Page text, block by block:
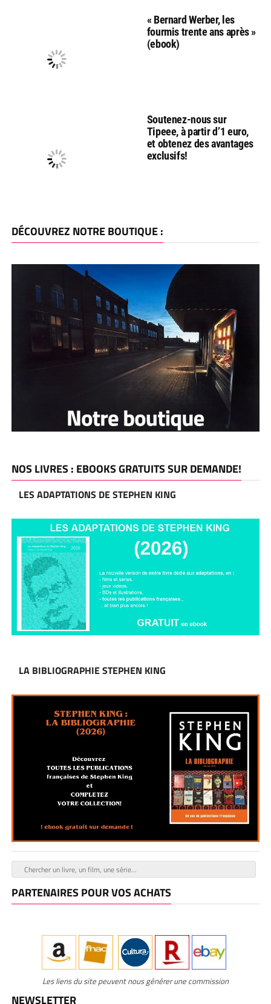
« Bernard Werber, les
fourmis trente ans après »
(ebook)
Soutenez-nous sur
Tipeee, à partir d’1 euro,
et obtenez des avantages
exclusifs!
DÉCOUVREZ NOTRE BOUTIQUE :
NOS LIVRES : EBOOKS GRATUITS SUR DEMANDE!
LES ADAPTATIONS DE STEPHEN KING
LA BIBLIOGRAPHIE STEPHEN KING
PARTENAIRES POUR VOS ACHATS
Les liens du site peuvent nous générer une commission
NEWSLETTER